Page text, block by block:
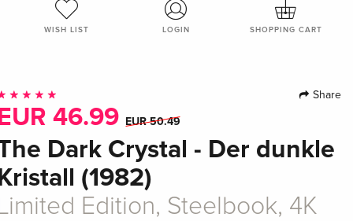
WISH LIST LOGIN SHOPPING CART
Share
46.99 EUR 50.49
Dark Crystal - Der dunkle
(1982)
Edition, Steelbook, 4K